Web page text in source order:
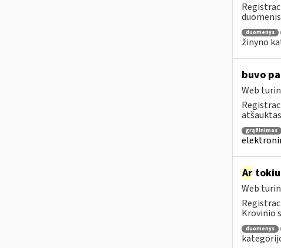
duomenys
žinyno
buvo
Web
atšauktas
grąžinimas
Artokiu
Web
Krovinio
duomenys